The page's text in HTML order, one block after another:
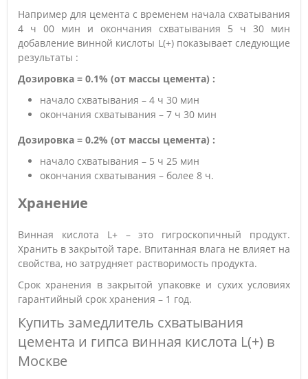
Например для цемента с временем начала схватывания
4 ч 00 мин и окончания схватывания 5 ч 30 мин
добавление винной кислоты L(+) показывает следующие
результаты :
Дозировка = 0.1% (от массы цемента) :
начало схватывания – 4 ч 30 мин
окончания схватывания – 7 ч 30 мин
Дозировка = 0.2% (от массы цемента) :
начало схватывания – 5 ч 25 мин
окончания схватывания – более 8 ч.
Хранение
Винная кислота L+ – это гигроскопичный продукт.
Хранить в закрытой таре. Впитанная влага не влияет на
свойства, но затрудняет растворимость продукта.
Срок хранения в закрытой упаковке и сухих условиях
гарантийный срок хранения – 1 год.
Купить замедлитель схватывания
цемента и гипса винная кислота L(+) в
Москве